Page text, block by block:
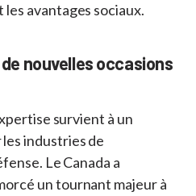
avantages sociaux.
nouvelles occasions
survient à un
industries de
Le Canada a
un tournant majeur à